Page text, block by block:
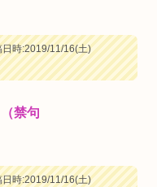
時:2019/11/16(土)
禁句
時:2019/11/16(土)